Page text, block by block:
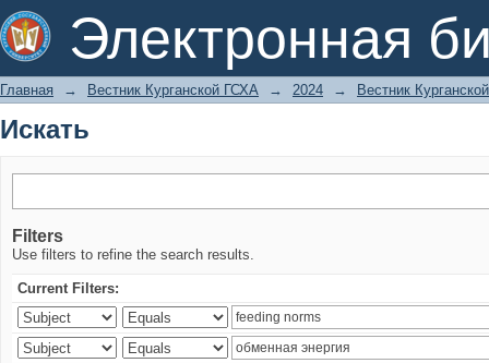
Электронная
Искать
Главная → Вестник Курганской ГСХА → 2024 → Вестник
Искать
Filters
Use filters to refine the search results.
Current Filters: